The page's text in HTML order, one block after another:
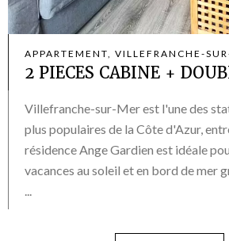
APPARTEMENT, VILLEFRANCHE-
2 PIECES CABINE +
Villefranche-sur-Mer est l'une des
plus populaires de la Côte d'Azur,
résidence Ange Gardien est idéale
vacances au soleil et en bord de mer
...